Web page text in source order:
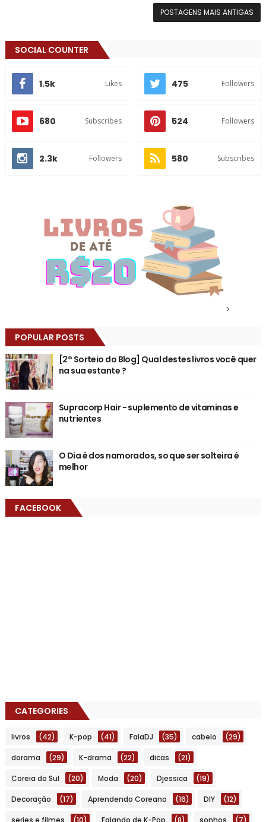
POSTAGENS MAIS ANTIGAS
SOCIAL COUNTER
1.5k Likes 475 Followers
680 Subscribes 524 Followers
2.3k Followers 580 Subscribes
>
POPULAR POSTS
[2° Sorteio do Blog] Qual destes livros você quer
na sua estante ?
Supracorp Hair - suplemento de vitaminas e
nutrientes
O Dia é dos namorados, so que ser solteira é
melhor
FACEBOOK
CATEGORIES
livros (42) K-pop (41) FalaDJ (35) cabelo (29)
dorama (29) K-drama (22) dicas (21)
Coreia do Sul (20) Moda (20) Djessica (19)
Decoração (17) Aprendendo Coreano (16) DIY (12)
series e filmes (10) Falando de K-Pop (8) sonhos (7)